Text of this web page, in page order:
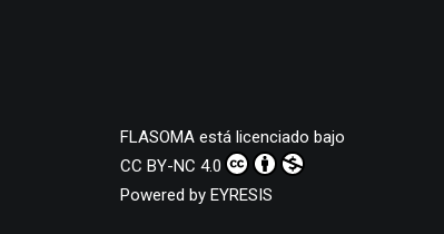
FLASOMA está licenciado bajo
CC BY-NC 4.0
Powered by EYRESIS